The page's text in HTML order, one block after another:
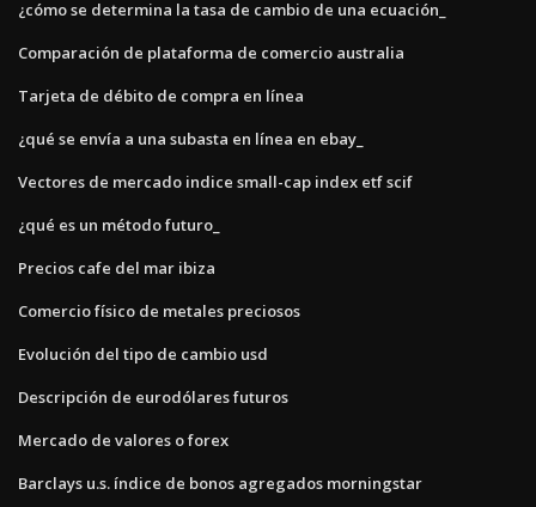
¿cómo se determina la tasa de cambio de una ecuación_
Comparación de plataforma de comercio australia
Tarjeta de débito de compra en línea
¿qué se envía a una subasta en línea en ebay_
Vectores de mercado indice small-cap index etf scif
¿qué es un método futuro_
Precios cafe del mar ibiza
Comercio físico de metales preciosos
Evolución del tipo de cambio usd
Descripción de eurodólares futuros
Mercado de valores o forex
Barclays u.s. índice de bonos agregados morningstar